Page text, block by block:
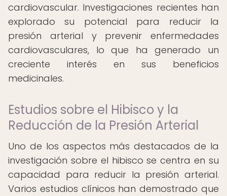
cardiovascular. Investigaciones recientes han
explorado su potencial para reducir la
presión arterial y prevenir enfermedades
cardiovasculares, lo que ha generado un
creciente interés en sus beneficios
medicinales.
Estudios sobre el Hibisco y la
Reducción de la Presión Arterial
Uno de los aspectos más destacados de la
investigación sobre el hibisco se centra en su
capacidad para reducir la presión arterial.
Varios estudios clínicos han demostrado que